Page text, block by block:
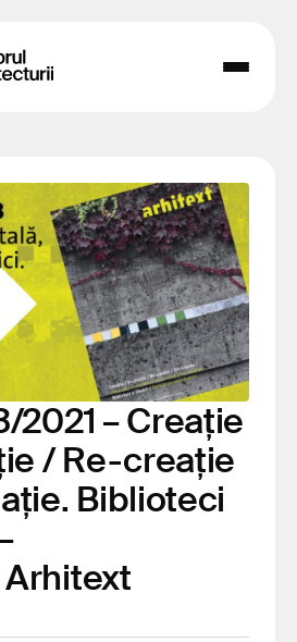
2021 – Creație
/ Re-creație
Biblioteci